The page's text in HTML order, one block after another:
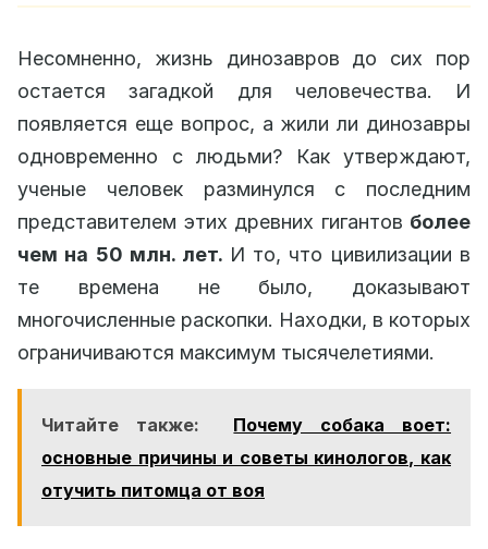
Несомненно, жизнь динозавров до сих пор
остается загадкой для человечества. И
появляется еще вопрос, а жили ли динозавры
одновременно с людьми? Как утверждают,
ученые человек разминулся с последним
представителем этих древних гигантов более
чем на 50 млн. лет. И то, что цивилизации в
те времена не было, доказывают
многочисленные раскопки. Находки, в которых
ограничиваются максимум тысячелетиями.
Читайте также:
Почему собака воет:
основные причины и советы кинологов, как
отучить питомца от воя